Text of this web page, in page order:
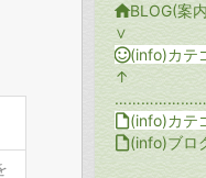
BLOG(案
∨
(info)カテ
↑
(info)カテ
(info)ブロ